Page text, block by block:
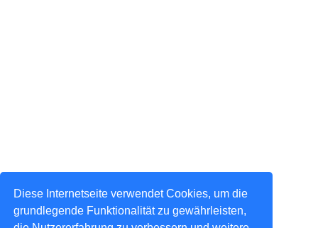
Diese Internetseite verwendet Cookies, um die
grundlegende Funktionalität zu gewährleisten,